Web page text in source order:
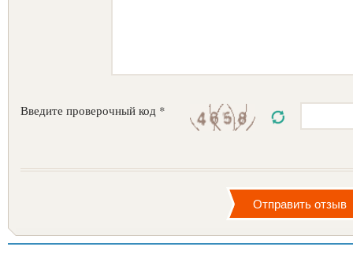
Введите проверочный код *